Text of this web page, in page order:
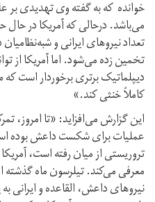
خوانده که به گفته وی تهدیدی بر
تخمین زده می‌شود. اما آمریکا از
دیپلماتیک برتری برخوردار است که
کاملاً خنثی کند.»
این گزارش می‌افزاید: «تا امروز،
عملیات برای شکست داعش بوده
تروریستی از میان رفته است،
معرفی می‌کند. تیلرسون ماه گذشته
نیروهای داعش، القاعده و ایرانی